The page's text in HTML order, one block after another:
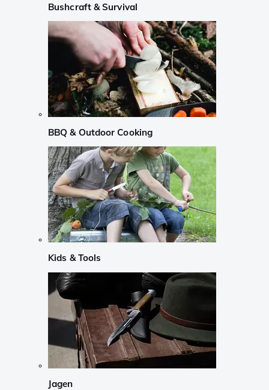
Bushcraft & Survival
BBQ & Outdoor Cooking
Kids & Tools
Jagen